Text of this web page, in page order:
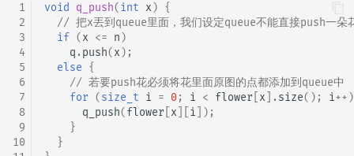
1
2
3
4
5
6
7
8
9
10
void q_push(int x) {
// 把x丟到queue里面，我们设定queue不能直接push一朵
if (x <= n)
q .push(x);
else {
// 若要push花必须将花里面原图的点都添加到queue中
for (size_t i = 0; i < flower x ].size(); i++)
q_push(flower x i ]);
}
}